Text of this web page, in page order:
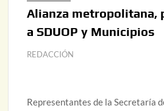
Alianza metropolitana,
a SDUOP y Municipios
REDACCIÓN
Representantes de la Secretaría